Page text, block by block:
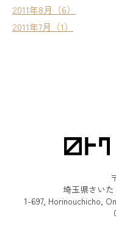
2011年8月（6）
2011年7月（1）
埼玉県さい
1-697, Horinouchicho,